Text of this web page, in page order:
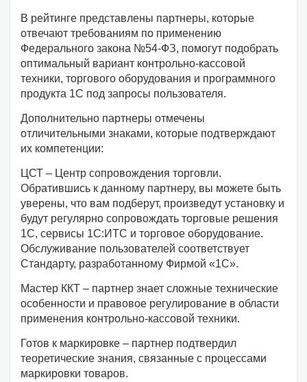
В рейтинге представлены партнеры, которые
отвечают требованиям по применению
Федерального закона №54-ФЗ, помогут подобрать
оптимальный вариант контрольно-кассовой
техники, торгового оборудования и программного
продукта 1С под запросы пользователя.
Дополнительно партнеры отмечены
отличительными знаками, которые подтверждают
их компетенции:
ЦСТ – Центр сопровождения торговли.
Обратившись к данному партнеру, вы можете быть
уверены, что вам подберут, произведут установку и
будут регулярно сопровождать торговые решения
1С, сервисы 1С:ИТС и торговое оборудование.
Обслуживание пользователей соответствует
Стандарту, разработанному Фирмой «1С».
Мастер ККТ – партнер знает сложные технические
особенности и правовое регулирование в области
применения контрольно-кассовой техники.
Готов к маркировке – партнер подтвердил
теоретические знания, связанные с процессами
маркировки товаров.